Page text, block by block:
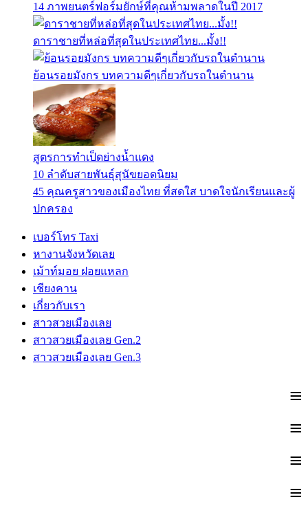
14 ภาพยนตร์ฟอร์มยักษ์ที่คุณห้ามพลาดในปี 2017
ดาราชายที่หล่อที่สุดในประเทศไทย...มั้ง!!
ย้อนรอยมังกร บทความดีๆเกี่ยวกับรถในตำนาน
สูตรการทำเป็ดย่างน้ำแดง
10 ลำดับสายพันธุ์สุนัขยอดนิยม
45 คุณครูสาวของเมืองไทย ที่สดใส บาดใจนักเรียนและผู้
ปกครอง
เบอร์โทร Taxi
หางานจังหวัดเลย
เม้าท์มอย ฝอยแหลก
เชียงคาน
เกี่ยวกับเรา
สาวสวยเมืองเลย
สาวสวยเมืองเลย Gen.2
สาวสวยเมืองเลย Gen.3
≡
≡
≡
≡